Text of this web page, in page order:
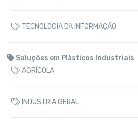
TECNOLOGIA DA INFORMAÇÃO
Soluções em Plásticos Industriais
AGRÍCOLA
INDUSTRIA GERAL